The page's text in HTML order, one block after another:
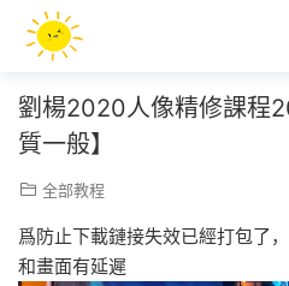
劉楊2020人像精修課程
質一般】
全部教程
爲防止下載鏈接失效已經打包了
和畫面有延遲